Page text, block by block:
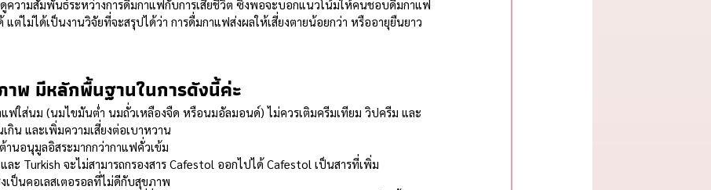
ดูความสัมพันธ์ระหว่างการดื่มกาแฟกับการเสียชีวิต ซึ่งพอจะบอกแนวโน้มให้คนชอบดื่มกาแฟ
ต่ไม่ได้เป็นงานวิจัยที่จะสรุปได้ว่า การดื่มกาแฟส่งผลให้เสี่ยงตายน้อยกว่า หรืออายุยืนยาว
พ มีหลักพื้นฐานในการดังนี้ค่ะ
ฟใส่นม (นมไขมันต่ำ นมถั่วเหลืองจืด หรือนมอัลมอนด์) ไม่ควรเติมครีมเทียม วิปครีม และ
กิน และเพิ่มความเสี่ยงต่อเบาหวาน
นอนุมูลอิสระมากกว่ากาแฟคั่วเข้ม
ละ Turkish จะไม่สามารถกรองสาร Cafestol ออกไปได้ Cafestol เป็นสารที่เพิ่ม
เป็นคอเลสเตอรอลที่ไม่ดีกับสุขภาพ